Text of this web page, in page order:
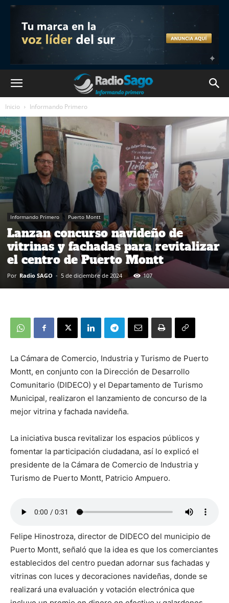
Inicio Informando Primero
Informando Primero Puerto Montt
Lanzan concurso navideño de
vitrinas y fachadas para revitalizar
el centro de Puerto Montt
Por Radio SAGO - 5 de diciembre de 2024 107
La Cámara de Comercio, Industria y Turismo de Puerto
Montt, en conjunto con la Dirección de Desarrollo
Comunitario (DIDECO) y el Departamento de Turismo
Municipal, realizaron el lanzamiento de concurso de la
mejor vitrina y fachada navideña.
La iniciativa busca revitalizar los espacios públicos y
fomentar la participación ciudadana, así lo explicó el
presidente de la Cámara de Comercio de Industria y
Turismo de Puerto Montt, Patricio Ampuero.
Felipe Hinostroza, director de DIDECO del municipio de
Puerto Montt, señaló que la idea es que los comerciantes
establecidos del centro puedan adornar sus fachadas y
vitrinas con luces y decoraciones navideñas, donde se
realizará una evaluación y votación electrónica que